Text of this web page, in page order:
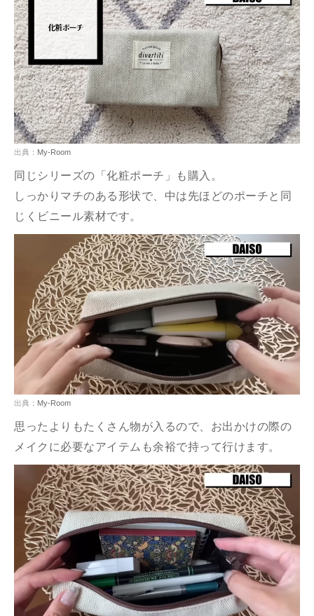
出典： My-Room
同じシリーズの「化粧ポーチ」も購入。
しっかりマチのある形状で、中は先ほどのポーチと同
じくビニール素材です。
出典： My-Room
思ったよりもたくさん物が入るので、お出かけの際の
メイクに必要なアイテムも余裕で持って行けます。